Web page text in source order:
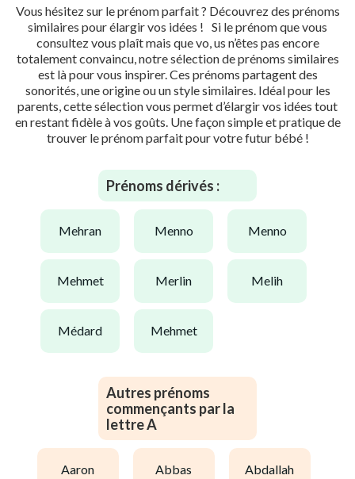
Vous hésitez sur le prénom parfait ? Découvrez des prénoms
similaires pour élargir vos idées ! Si le prénom que vous
consultez vous plaît mais que vo, us n’êtes pas encore
totalement convaincu, notre sélection de prénoms similaires
est là pour vous inspirer. Ces prénoms partagent des
sonorités, une origine ou un style similaires. Idéal pour les
parents, cette sélection vous permet d’élargir vos idées tout
en restant fidèle à vos goûts. Une façon simple et pratique de
trouver le prénom parfait pour votre futur bébé !
Prénoms dérivés :
mehran menno menno
mehmet merlin melih
médard mehmet
Autres prénoms
commençants par la
lettre A
aaron abbas abdallah